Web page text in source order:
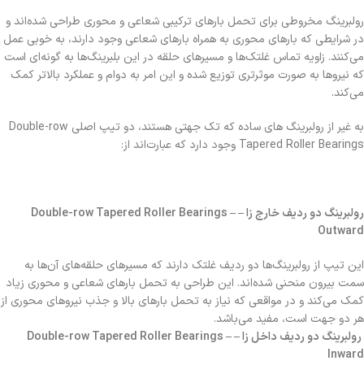
رولبرینگ مخروطی برای تحمل بارهای ترکیبی شعاعی و محوری طراحی شده‌اند و
در شرایطی که بارهای محوری به همراه بارهای شعاعی وجود دارند، به خوبی عمل
می‌کنند. زاویه تماس غلتک‌ها و مسیرهای حلقه در این بلبرینگ‌ها به گونه‌ای است
که نیروها به صورت موثرتری توزیع شده و این امر به دوام و عملکرد بالاتر کمک
می‌کند.
به غیر از رولبرینگ های ساده که تک جهتی هستند، دو تیپ اصلی Double-row
Tapered Roller Bearings وجود دارد که عبارت‌اند از:
رولبرینگ دو ردیف خارج زا – Double-row Tapered Roller Bearings –
Outward
این تیپ از رولبرینگ‌ها دو ردیف غلتک دارند که مسیرهای حلقه‌های آن‌ها به
سمت بیرون منحنی شده‌اند. این طراحی به تحمل بارهای شعاعی و محوری زیاد
کمک می‌کند و در مواقعی که نیاز به تحمل بارهای بالا و جذب نیروهای محوری از
هر دو جهت است، مفید می‌باشد.
رولبرینگ دو ردیف داخل زا – Double-row Tapered Roller Bearings –
Inward